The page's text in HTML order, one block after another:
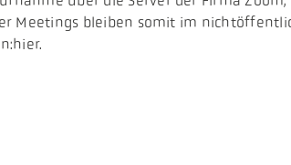
Meetings bleiben somit im